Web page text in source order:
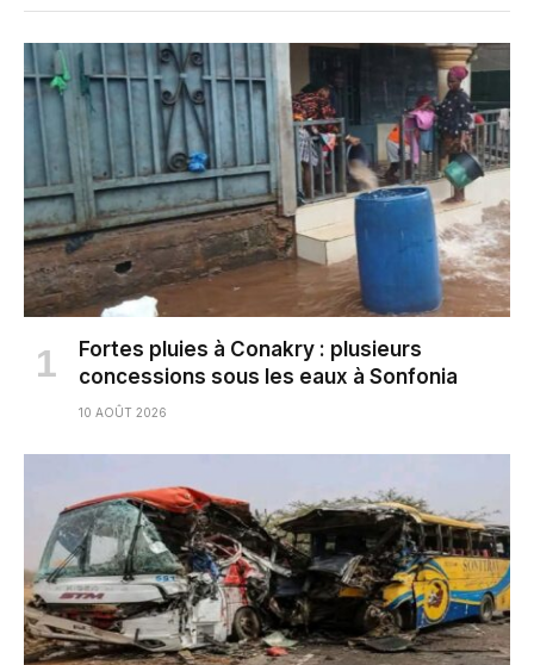
Fortes pluies à Conakry : plusieurs
concessions sous les eaux à Sonfonia
10 AOÛT 2026